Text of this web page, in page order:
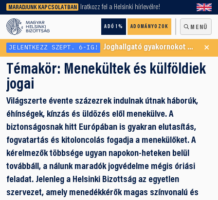
MARADJUNK KAPCSOLATBAN Iratkozz fel a Helsinki hírlevélre!
ADÓ 1% ADOMÁNYOZOK MENÜ
keresőnket!
JELENTKEZZ SZEPT. 6-IG! Joghallgató gyakornokot keresünk Menekültügyi Programunkba ×
Témakör: Menekültek és külföldiek
jogai
Világszerte évente százezrek indulnak útnak háborúk,
éhínségek, kínzás és üldözés elől menekülve. A
biztonságosnak hitt Európában is gyakran elutasítás,
fogvatartás és kitoloncolás fogadja a menekülőket. A
kérelmezők többsége ugyan napokon-heteken belül
továbbáll, a nálunk maradók jogvédelme mégis óriási
feladat. Jelenleg a Helsinki Bizottság az egyetlen
szervezet, amely menedékkérők magas színvonalú és